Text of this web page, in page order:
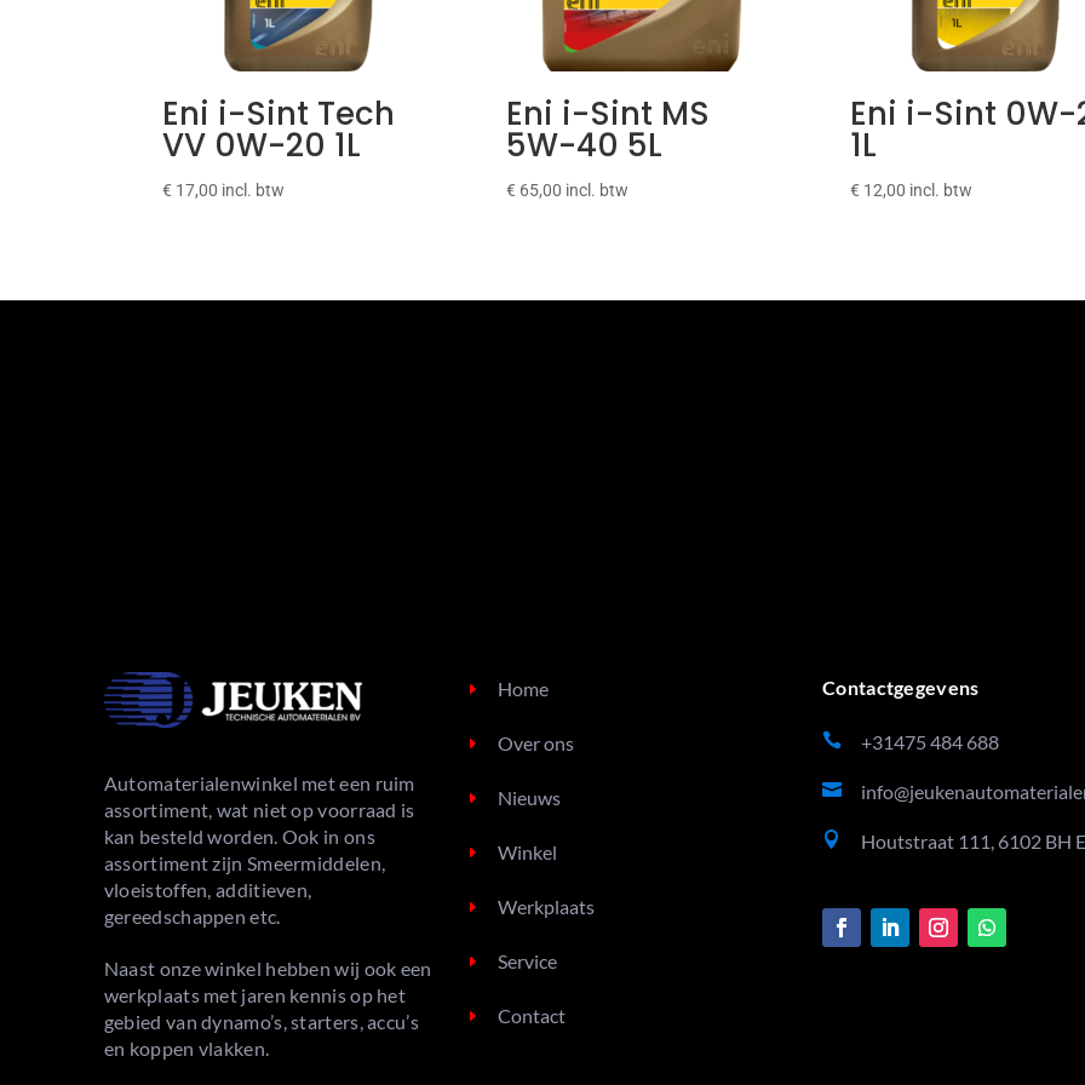
Eni i-Sint Tech
VV 0W-20 1L
€ 17,00 incl. btw
Eni i-Sint MS
5W-40 5L
€ 65,00 incl. btw
Eni i-Sint 0W-
1L
€ 12,00 incl. btw
Automaterialenwinkel met een ruim
assortiment, wat niet op voorraad is
kan besteld worden. Ook in ons
assortiment zijn Smeermiddelen,
vloeistoffen, additieven,
gereedschappen etc.
Naast onze winkel hebben wij ook een
werkplaats met jaren kennis op het
gebied van dynamo’s, starters, accu’s
en koppen vlakken.
Home
Over ons
Nieuws
Winkel
Werkplaats
Service
Contact
Contactgegevens
 +31475 484 688

 Houtstraat 111, 6102 BH